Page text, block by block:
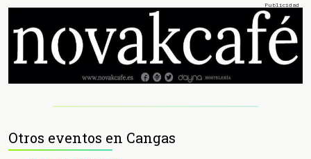
Otros eventos en Cangas